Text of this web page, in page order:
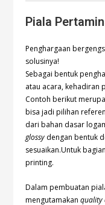
Piala
Penghargaan
solusinya!
Sebagai bentuk
atau acara, kehadiran
Contoh berikut
bisa jadi pilihan
dari bahan dasar
glossy dengan bentuk
sesuaikan.Untuk
printing.
Dalam pembuatan
mengutamakanquality